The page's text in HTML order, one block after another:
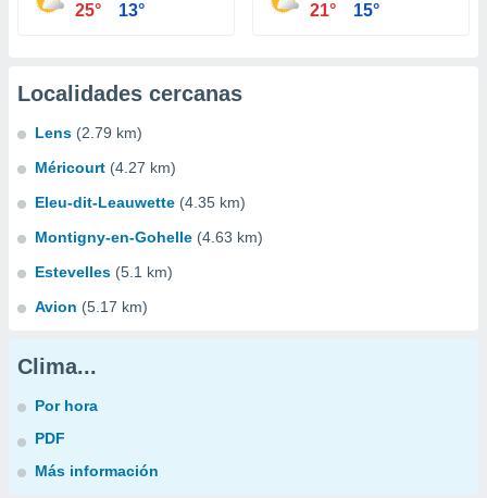
25° 13° 21° 15°
Localidades cercanas
Lens (2.79 km)
Méricourt (4.27 km)
Eleu-dit-Leauwette (4.35 km)
Montigny-en-Gohelle (4.63 km)
Estevelles (5.1 km)
Avion (5.17 km)
Clima...
Por hora
PDF
Más información